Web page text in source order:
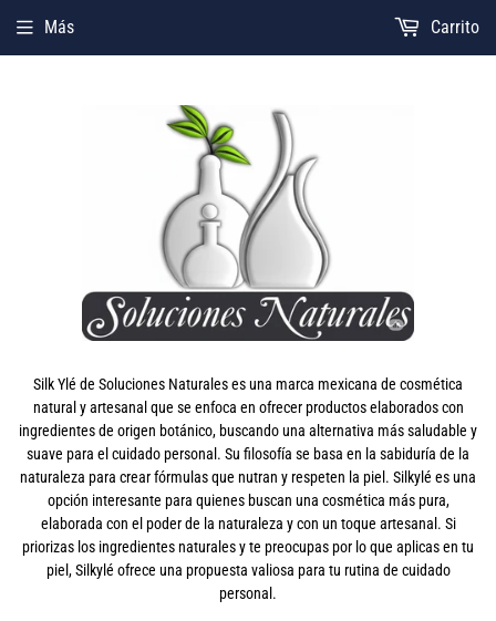
Silk Ylé de Soluciones Naturales es una marca mexicana de cosmética
natural y artesanal que se enfoca en ofrecer productos elaborados con
ingredientes de origen botánico, buscando una alternativa más saludable y
suave para el cuidado personal. Su filosofía se basa en la sabiduría de la
naturaleza para crear fórmulas que nutran y respeten la piel. Silkylé es una
opción interesante para quienes buscan una cosmética más pura,
elaborada con el poder de la naturaleza y con un toque artesanal. Si
priorizas los ingredientes naturales y te preocupas por lo que aplicas en tu
piel, Silkylé ofrece una propuesta valiosa para tu rutina de cuidado
personal.
Más Carrito